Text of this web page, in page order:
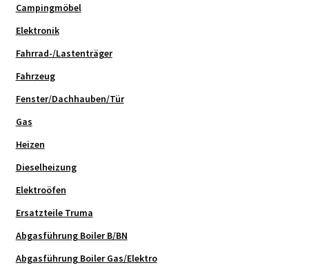
Campingmöbel
Elektronik
Fahrrad-/Lastenträger
Fahrzeug
Fenster/Dachhauben/Tür
Gas
Heizen
Dieselheizung
Elektroöfen
Ersatzteile Truma
Abgasführung Boiler B/BN
Abgasführung Boiler Gas/Elektro